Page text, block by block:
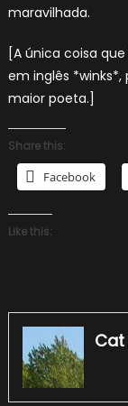
maravilhada.
[A única coisa
em inglês
maior poeta.]
Share this:
Facebook
Like this:
Cat